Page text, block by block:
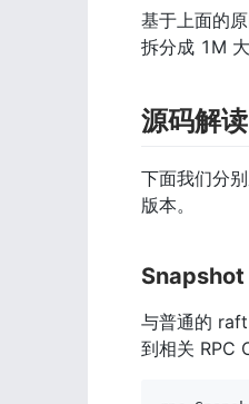
基于上面的
拆分成 1M
源码解读
下面我们分
版本。
Snapshot
与普通的
到相关 RPC